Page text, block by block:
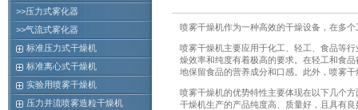
>>压力式雾化器
>>气流式雾化器
标准压力式干燥机
标准离心式干燥机
实验用喷雾干燥机
压力并流喷雾造粒干燥机
喷雾干燥机作为一种高效的干燥设备，在多
喷雾干燥机主要应用于化工、轻工、食品等
燥效率和纯度有着极高的要求。在轻工和食
地保留食品的营养成分和口感。此外，喷雾
喷雾干燥机的优势特性主要体现在以下几个
干燥机生产的产品纯度高、质量好，且具有